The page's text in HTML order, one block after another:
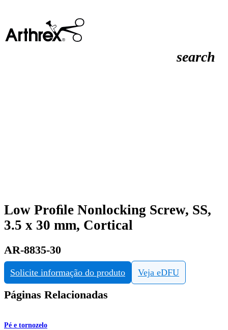
search
Low Proﬁle Nonlocking Screw, SS,
3.5 x 30 mm, Cortical
AR-8835-30
Solicite informação do produto Veja eDFU
Páginas Relacionadas
Pé e tornozelo